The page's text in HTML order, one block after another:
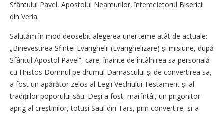
Sfântului Pavel, Apostolul Neamurilor, întemeietorul Bisericii
din Veria.
Salutăm în mod deosebit alegerea unei teme atât de actuale:
„Binevestirea Sfintei Evanghelii (Evanghelizare) și misiune, după
Sfântul Apostol Pavel”, care, înainte de întâlnirea sa personală
cu Hristos Domnul pe drumul Damascului și de convertirea sa,
a fost un apărător zelos al Legii Vechiului Testament și al
tradițiilor poporului său. Deşi a fost, mai întâi, un prigonitor
aprig al creș­ti­ni­lor, totuși Saul din Tars, prin convertire, și-a